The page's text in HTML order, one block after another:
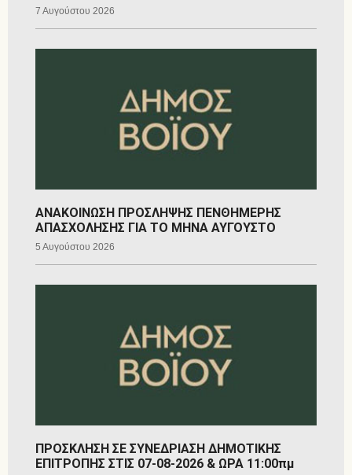
7 Αυγούστου 2026
ΑΝΑΚΟΙΝΩΣΗ ΠΡΟΣΛΗΨΗΣ ΠΕΝΘΗΜΕΡΗΣ
ΑΠΑΣΧΟΛΗΣΗΣ ΓΙΑ ΤΟ ΜΗΝΑ ΑΥΓΟΥΣΤΟ
5 Αυγούστου 2026
ΠΡΟΣΚΛΗΣΗ ΣΕ ΣΥΝΕΔΡΙΑΣΗ ΔΗΜΟΤΙΚΗΣ
ΕΠΙΤΡΟΠΗΣ ΣΤΙΣ 07-08-2026 & ΩΡΑ 11:00πμ